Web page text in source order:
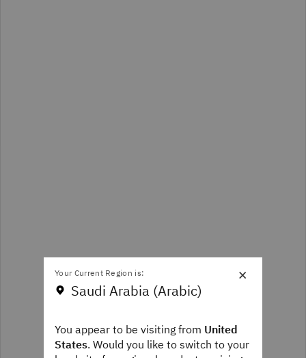
×
Your Current Region is:
Saudi Arabia (Arabic)
You appear to be visiting from United
States. Would you like to switch to your